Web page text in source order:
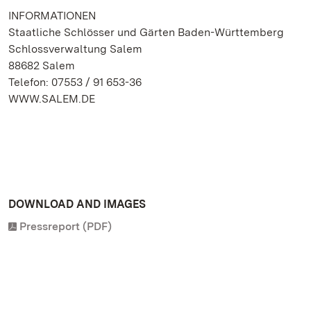
INFORMATIONEN
Staatliche Schlösser und Gärten Baden-Württemberg
Schlossverwaltung Salem
88682 Salem
Telefon: 07553 / 91 653-36
WWW.SALEM.DE
DOWNLOAD AND IMAGES
Pressreport (PDF)